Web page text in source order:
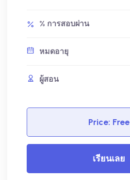
% การสอบผ่าน
หมดอายุ
ผู้สอน
Price: Free
เรียนเลย